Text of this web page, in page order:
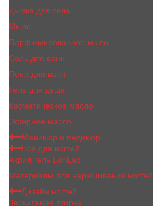
Дымка для тела
Мыло
Парфюмированное мыло
Соль для ванн
Пена для ванн
Гель для душа
Косметическое масло
Эфирное масло
Маникюр и педикюр
Все для ногтей
Акрил гель LoriLac
Материалы для наращивания ногтей
Дизайн ногтей
Зеркальная втирка